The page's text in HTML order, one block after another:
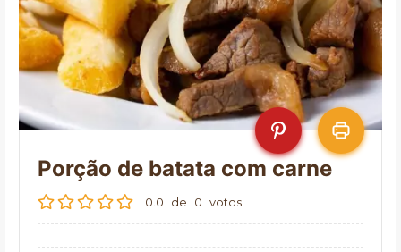
Porção de batata com carne
0.0 de 0 votos